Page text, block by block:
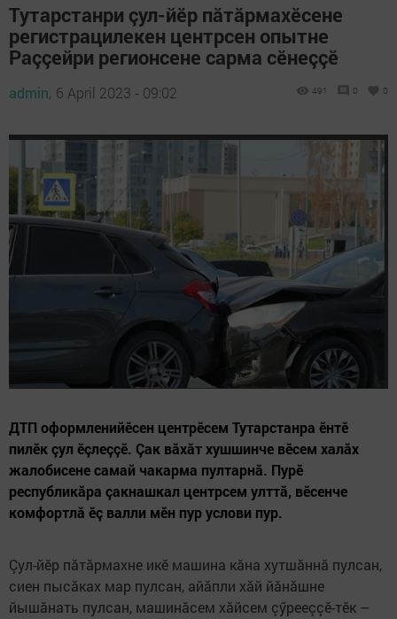
Тутарстанри çул-йӗр пăтăрмахӗсене
регистрацилекен центрсен опытне
Раççейри регионсене сарма сӗнеççӗ
admin, 6 April 2023 - 09:02 491 0 0
ДТП оформленийӗсен центрӗсем Тутарстанра ӗнтӗ
пилӗк çул ӗçлеççӗ. Çак вăхăт хушшинче вӗсем халăх
жалобисене самай чакарма пултарнă. Пурӗ
республикăра çакнашкал центрсем улттă, вӗсенче
комфортлă ӗç валли мӗн пур услови пур.
Çул-йӗр пăтăрмахне икӗ машина кăна хутшăннă пулсан,
сиен пысăках мар пулсан, айăпли хăй йăнăшне
йышăнать пулсан, машинăсем хăйсем çӳрееççӗ-тӗк –